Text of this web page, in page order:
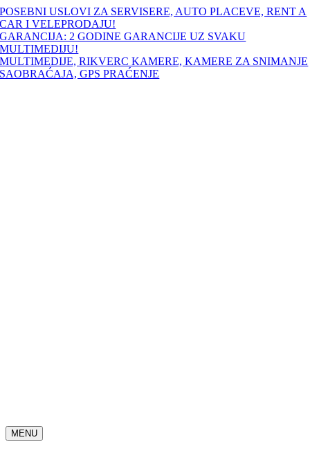
Skip
to
content
POSEBNI USLOVI ZA SERVISERE, AUTO PLACEVE, RENT A
CAR I VELEPRODAJU!
GARANCIJA: 2 GODINE GARANCIJE UZ SVAKU
MULTIMEDIJU!
MULTIMEDIJE, RIKVERC KAMERE, KAMERE ZA SNIMANJE
SAOBRAĆAJA, GPS PRAĆENJE
MENU